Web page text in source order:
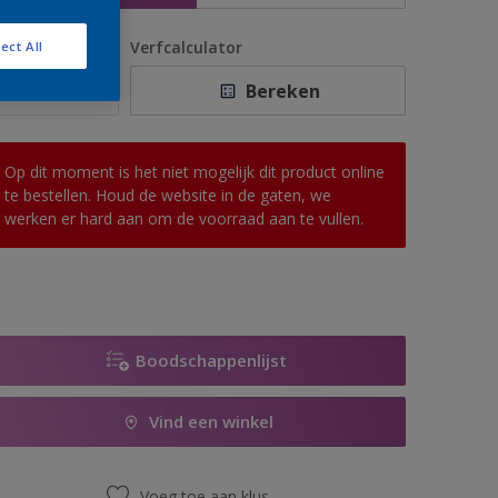
Verfcalculator
Bereken
Op dit moment is het niet mogelijk dit product online
te bestellen. Houd de website in de gaten, we
werken er hard aan om de voorraad aan te vullen.
Boodschappenlijst
Vind een winkel
All